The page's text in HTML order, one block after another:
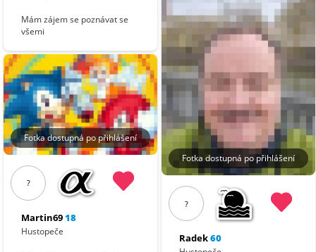
Mám zájem se poznávat se
všemi
Fotka dostupná po přihlášení
?
Martin6918
Hustopeče
Fotka dostupná po přihlášení
?
Radek60